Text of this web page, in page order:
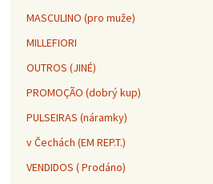
MASCULINO (pro muže)
MILLEFIORI
OUTROS (JINÉ)
PROMOÇÃO (dobrý kup)
PULSEIRAS (náramky)
v Čechách (EM REP.T.)
VENDIDOS ( Prodáno)